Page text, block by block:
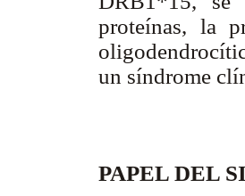
proteínas, la
un síndrome
PAPEL DEL